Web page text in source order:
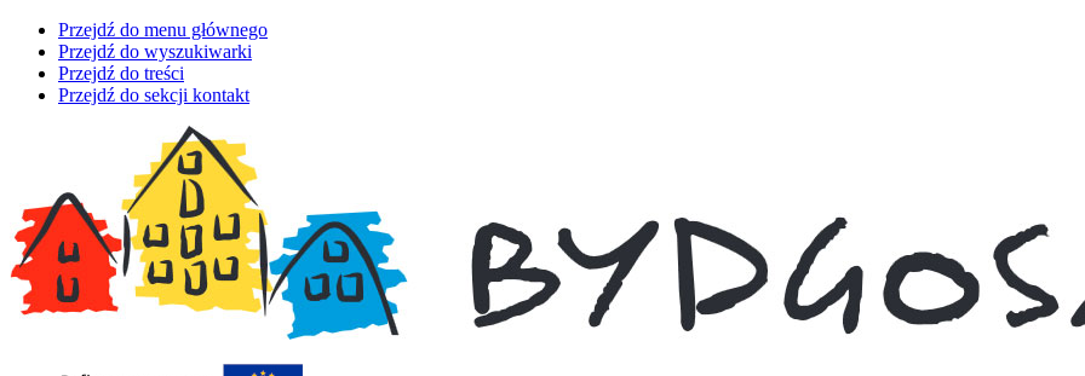
Przejdź do menu głównego
Przejdź do wyszukiwarki
Przejdź do treści
Przejdź do sekcji kontakt